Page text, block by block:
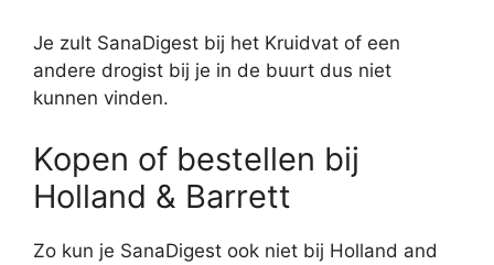
Je zult SanaDigest bij het Kruidvat of een
andere drogist bij je in de buurt dus niet
kunnen vinden.
Kopen of bestellen bij
Holland & Barrett
Zo kun je SanaDigest ook niet bij Holland and